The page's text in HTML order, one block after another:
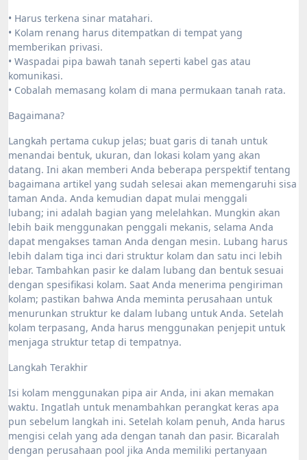
• Harus terkena sinar matahari.
• Kolam renang harus ditempatkan di tempat yang
memberikan privasi.
• Waspadai pipa bawah tanah seperti kabel gas atau
komunikasi.
• Cobalah memasang kolam di mana permukaan tanah rata.
Bagaimana?
Langkah pertama cukup jelas; buat garis di tanah untuk
menandai bentuk, ukuran, dan lokasi kolam yang akan
datang. Ini akan memberi Anda beberapa perspektif tentang
bagaimana artikel yang sudah selesai akan memengaruhi sisa
taman Anda. Anda kemudian dapat mulai menggali
lubang; ini adalah bagian yang melelahkan. Mungkin akan
lebih baik menggunakan penggali mekanis, selama Anda
dapat mengakses taman Anda dengan mesin. Lubang harus
lebih dalam tiga inci dari struktur kolam dan satu inci lebih
lebar. Tambahkan pasir ke dalam lubang dan bentuk sesuai
dengan spesifikasi kolam. Saat Anda menerima pengiriman
kolam; pastikan bahwa Anda meminta perusahaan untuk
menurunkan struktur ke dalam lubang untuk Anda. Setelah
kolam terpasang, Anda harus menggunakan penjepit untuk
menjaga struktur tetap di tempatnya.
Langkah Terakhir
Isi kolam menggunakan pipa air Anda, ini akan memakan
waktu. Ingatlah untuk menambahkan perangkat keras apa
pun sebelum langkah ini. Setelah kolam penuh, Anda harus
mengisi celah yang ada dengan tanah dan pasir. Bicaralah
dengan perusahaan pool jika Anda memiliki pertanyaan